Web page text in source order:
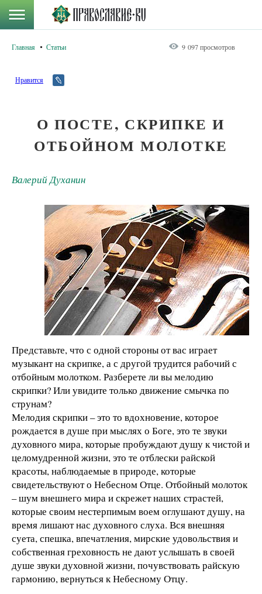
Главная Статьи 9 097 просмотров
Нравится
О ПОСТЕ, СКРИПКЕ И
ОТБОЙНОМ МОЛОТКЕ
Валерий Духанин
Представьте, что с одной стороны от вас играет
музыкант на скрипке, а с другой трудится рабочий с
отбойным молотком. Разберете ли вы мелодию
скрипки? Или увидите только движение смычка по
струнам?
Мелодия скрипки – это то вдохновение, которое
рождается в душе при мыслях о Боге, это те звуки
духовного мира, которые пробуждают душу к чистой и
целомудренной жизни, это те отблески райской
красоты, наблюдаемые в природе, которые
свидетельствуют о Небесном Отце. Отбойный молоток
– шум внешнего мира и скрежет наших страстей,
которые своим нестерпимым воем оглушают душу, на
время лишают нас духовного слуха. Вся внешняя
суета, спешка,впечатления, мирские удовольствия и
собственная греховность не дают услышать в своей
душе звуки духовной жизни, почувствовать райскую
гармонию, вернуться к Небесному Отцу.